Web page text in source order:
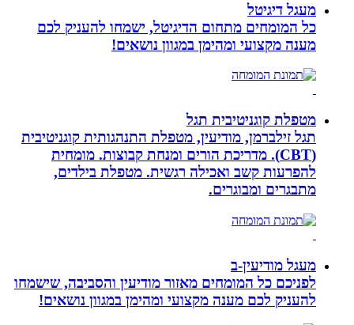
מעגל דיגיטל
כל המומחים מתחום הדיגיטל, ישמחו להעניק לכם
מענה מקצועי ומהימן במגוון נושאים!
מטפלת קוגניטיבית תגל
תגל זילברמן, מודיעין, מטפלת התנהגותית קוגניטיבית
(CBT). מדריכת הורים ומנחת קבוצות. מומחית
להפרעות קשב ואכילה רגשית. מטפלת בילדים,
מתבגרים ומבוגרים.
מעגל מודיעין-ב
לפניכם כל המומחים מאזור מודיעין והסביבה, שישמחו
להעניק לכם מענה מקצועי ומהימן במגוון נושאים!